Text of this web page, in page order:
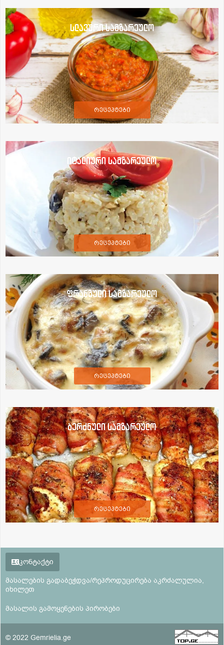
სლავური სამზარეულო
რეცეპტები
იტალიური სამზარეულო
რეცეპტები
ფრანგული სამზარეულო
რეცეპტები
ბერძნული სამზარეულო
რეცეპტები
კონტაქტი
მასალების გადაბეჭდვა/რეპროდუცირება აკრძალულია,
იხილეთ
მასალის გამოყენების პირობები
© 2022 Gemrielia.ge